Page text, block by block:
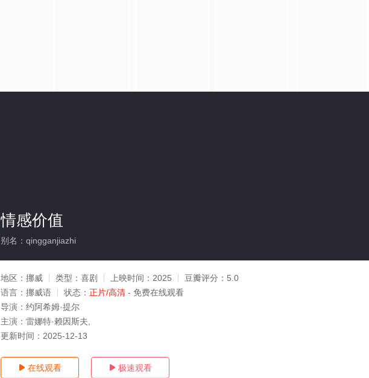
情感价值
别名：qingganjiazhi
地区： 挪威 类型： 喜剧 上映时间： 2025 豆瓣评分： 5.0
语言： 挪威语 状态： 正片/高清 - 免费在线观看
导演： 约阿希姆·提尔
主演： 雷娜特·赖因斯夫,
更新时间： 2025-12-13
 在线观看  极速观看